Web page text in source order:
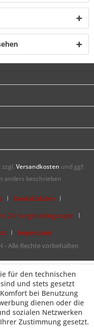
Versandkosten und ggf.
anders beschrieben
Kontaktdaten
Zahlungsbedingungen
Impressum
Alle Rechte vorbehalten
für den technischen
und stets gesetzt
bei Benutzung
dienen oder die
sozialen Netzwerken
Zustimmung gesetzt.